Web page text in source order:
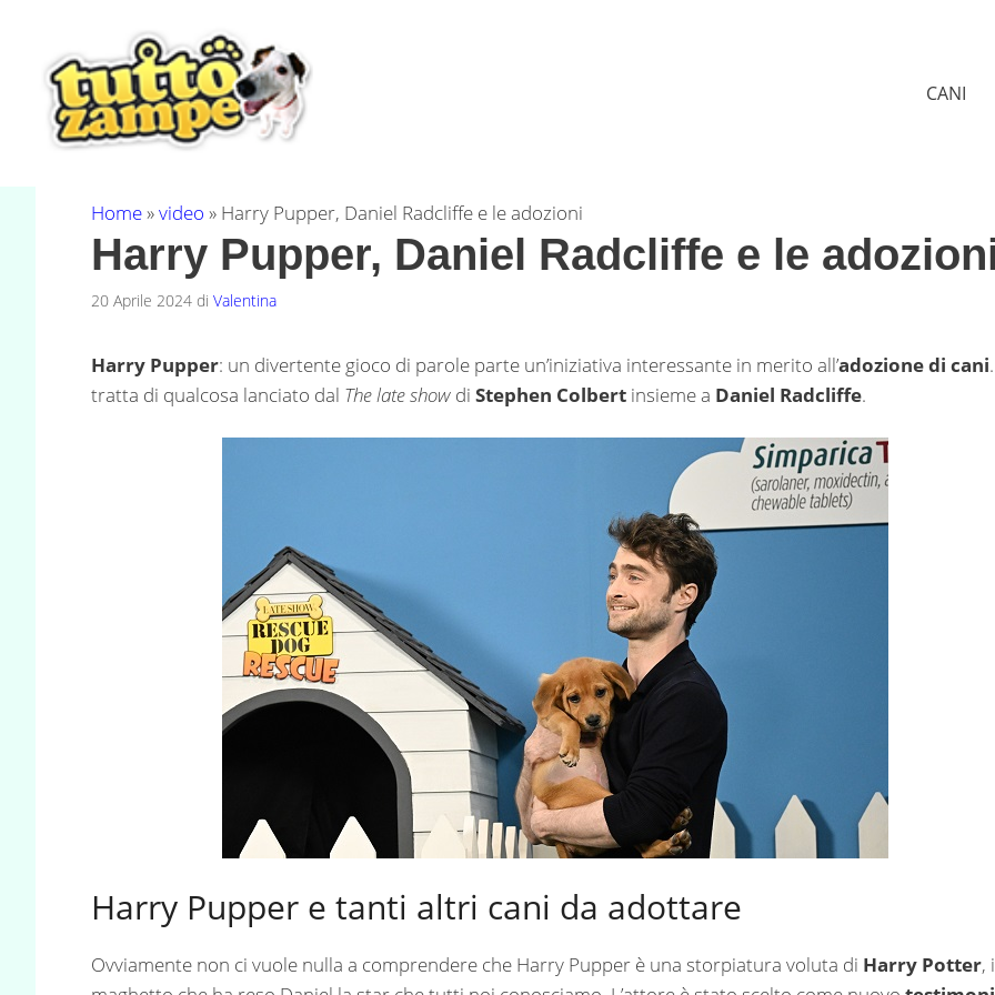
contenuto
CANI
Home»video » Harry Pupper, Daniel Radcliffe e le adozioni
Harry Pupper, Daniel Radcliffe e le
20 Aprile 2024 di Valentina
Harry Pupper: un divertente gioco di parole parte un’iniziativa interessante in merito all’adozione di cani
tratta di qualcosa lanciato dal The late show di Stephen Colbert insieme a Daniel Radcliffe.
Harry Pupper e tanti altri cani da adottare
Ovviamente non ci vuole nulla a comprendere che Harry Pupper è una storpiatura voluta di Harry Potter,